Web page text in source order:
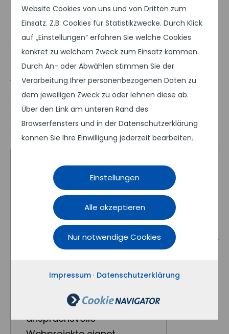
Website Cookies von uns und von Dritten zum
Einsatz. Z.B. Cookies für Statistikzwecke. Durch Klick
auf „Einstellungen“ erfahren Sie welche Cookies
konkret zu welchem Zweck zum Einsatz kommen.
Durch An- oder Abwählen stimmen Sie der
Verarbeitung Ihrer personenbezogenen Daten zu
dem jeweiligen Zweck zu oder lehnen diese ab.
Über den Link am unteren Rand des
Browserfensters und in der Datenschutzerklärung
können Sie Ihre Einwilligung jederzeit bearbeiten.
Einstellungen
Alle akzeptieren
Nur notwendige Cookies
Impressum · Datenschutzerklärung
Content Management
Systeme (CMS)
Webauftritte selbst aktualisieren und
erweitern. Vom Einsteiger-System bis zum
High-End-Produkt. Für jede Anforderung das
passende System.
Contao
Contao ist ein modernes,
SourceContent
sich ideal für
anspruchsvolle